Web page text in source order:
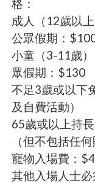
格：
成人（12歲以
公眾假期：
小童（3-11歲
眾假期：$130
不足3歲或以下
及自費活動）
65歲或以上持
（但不包括任
寵物入場費：
其他入場人士必